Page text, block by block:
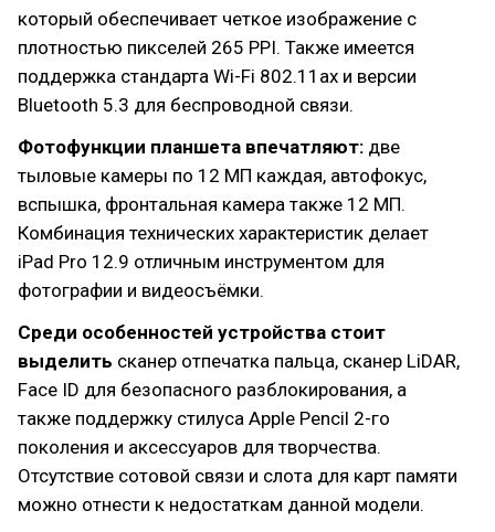
который обеспечивает четкое изображение с
плотностью пикселей 265 PPI. Также имеется
поддержка стандарта Wi-Fi 802.11ax и версии
Bluetooth 5.3 для беспроводной связи.
Фотофункции планшета впечатляют: две
тыловые камеры по 12 МП каждая, автофокус,
вспышка, фронтальная камера также 12 МП.
Комбинация технических характеристик делает
iPad Pro 12.9 отличным инструментом для
фотографии и видеосъёмки.
Среди особенностей устройства стоит
выделить сканер отпечатка пальца, сканер LiDAR,
Face ID для безопасного разблокирования, а
также поддержку стилуса Apple Pencil 2-го
поколения и аксессуаров для творчества.
Отсутствие сотовой связи и слота для карт памяти
можно отнести к недостаткам данной модели.